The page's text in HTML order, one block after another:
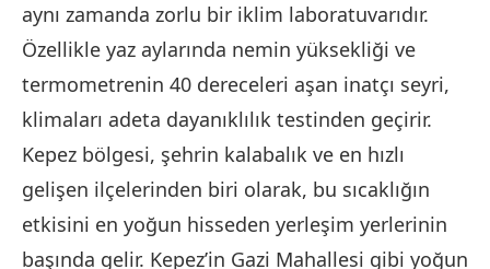
aynı zamanda zorlu bir iklim laboratuvarıdır.
Özellikle yaz aylarında nemin yüksekliği ve
termometrenin 40 dereceleri aşan inatçı seyri,
klimaları adeta dayanıklılık testinden geçirir.
Kepez bölgesi, şehrin kalabalık ve en hızlı
gelişen ilçelerinden biri olarak, bu sıcaklığın
etkisini en yoğun hisseden yerleşim yerlerinin
başında gelir. Kepez’in Gazi Mahallesi gibi yoğun